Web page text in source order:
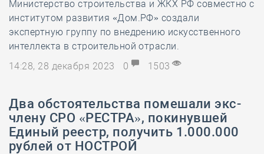
Министерство строительства и ЖКХ РФ совместно с
институтом развития «Дом.РФ» создали
экспертную группу по внедрению искусственного
интеллекта в строительной отрасли.
14:28, 28 декабря 2023
0 1503
Два обстоятельства помешали экс-
члену СРО «РЕСТРА», покинувшей
Единый реестр, получить 1.000.000
рублей от НОСТРОЙ